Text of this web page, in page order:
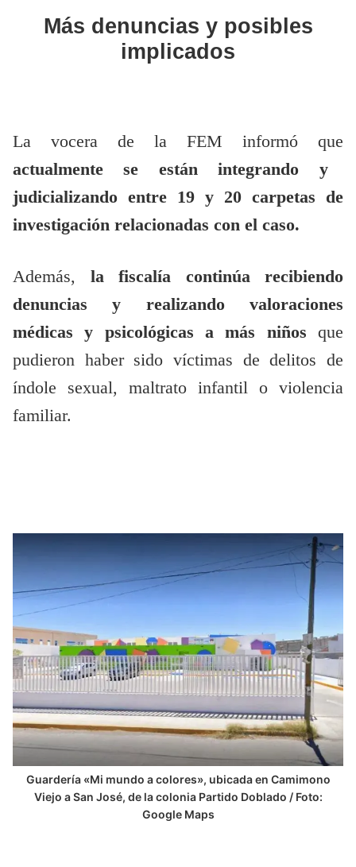
Más denuncias y posibles
implicados
La vocera de la FEM informó que
actualmente se están integrando y
judicializando entre 19 y 20 carpetas de
investigación relacionadas con el caso.
Además, la fiscalía continúa recibiendo
denuncias y realizando valoraciones
médicas y psicológicas a más niños que
pudieron haber sido víctimas de delitos de
índole sexual, maltrato infantil o violencia
familiar.
Guardería «Mi mundo a colores», ubicada en Camimono
Viejo a San José, de la colonia Partido Doblado / Foto:
Google Maps